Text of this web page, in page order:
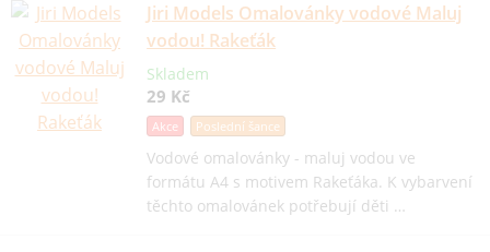
Jiri Models Omalovánky vodové Maluj
vodou! Rakeťák
Skladem
29 Kč
Akce Poslední šance
Vodové omalovánky - maluj vodou ve
formátu A4 s motivem Rakeťáka. K vybarvení
těchto omalovánek potřebují děti …